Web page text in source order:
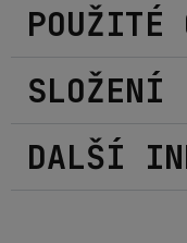
POUŽITÉ
SLOŽENÍ
DALŠÍ